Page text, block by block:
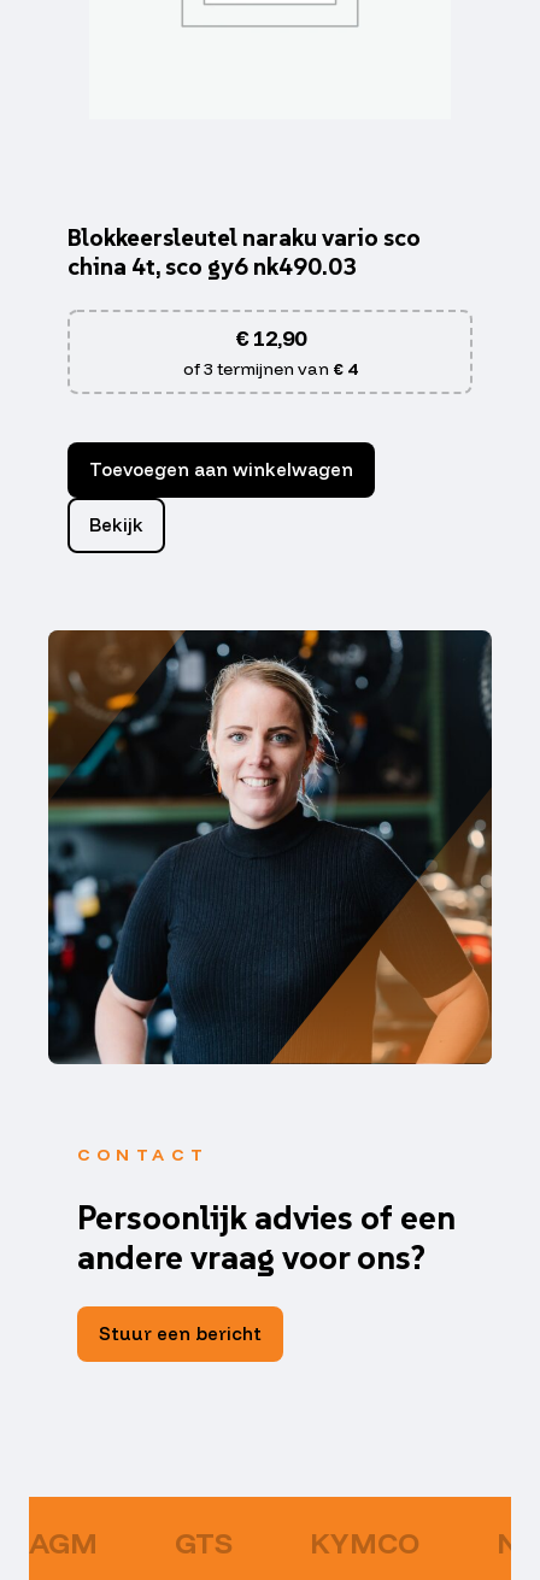
Blokkeersleutel naraku vario sco
china 4t, sco gy6 nk490.03
€12,90
of 3 termijnen van € 4
Toevoegen aan winkelwagen
Bekijk
CONTACT
Persoonlijk advies of een
andere vraag voor ons?
Stuur een bericht
AGM GTS KYMCO